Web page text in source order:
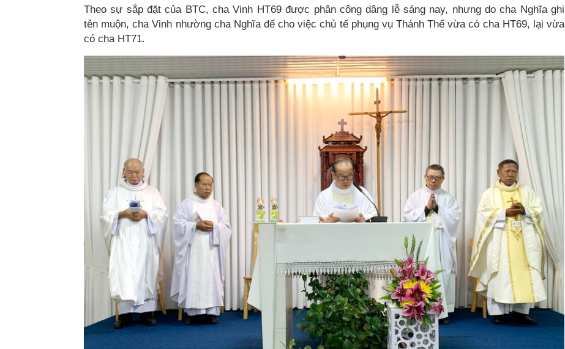
Theo sự sắp đặt của BTC, cha Vinh HT69 được phân công dâng lễ sáng nay, nhưng do cha Nghĩa ghi
tên muộn, cha Vinh nhường cha Nghĩa để cho việc chủ tế phụng vụ Thánh Thể vừa có cha HT69, lại vừa
có cha HT71.